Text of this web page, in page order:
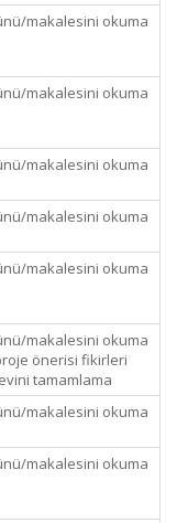
makalesini okuma
makalesini okuma
makalesini okuma
makalesini okuma
makalesini okuma
makalesini okuma
önerisi fikirleri
tamamlama
makalesini okuma
makalesini okuma